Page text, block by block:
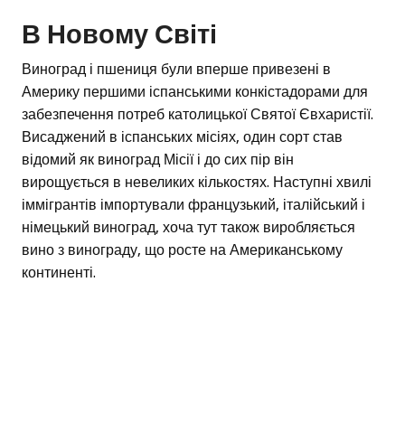
В Новому Світі
Виноград і пшениця були вперше привезені в
Америку першими іспанськими конкістадорами для
забезпечення потреб католицької Святої Євхаристії.
Висаджений в іспанських місіях, один сорт став
відомий як виноград Місії і до сих пір він
вирощується в невеликих кількостях. Наступні хвилі
іммігрантів імпортували французький, італійський і
німецький виноград, хоча тут також виробляється
вино з винограду, що росте на Американському
континенті.